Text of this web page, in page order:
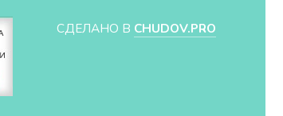
СДЕЛАНО В CHUDOV.PRO